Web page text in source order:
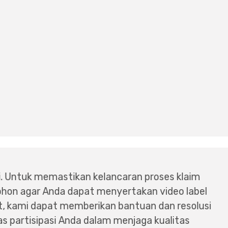
memastikan kelancaran proses klaim
agar Anda dapat menyertakan video label
kami dapat memberikan bantuan dan resolusi
partisipasi Anda dalam menjaga kualitas